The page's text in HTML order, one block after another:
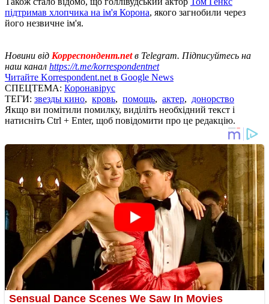
підтримав хлопчика на ім'я Корона, якого загнобили через
його незвичне ім'я.
Новини від Корреспондент.netв Telegram. Підписуйтесь на
наш канал https://t.me/korrespondentnet
Читайте Korrespondent.net в Google News
СПЕЦТЕМА: Коронавірус
ТЕГИ: звезды кино, кровь, помощь, актер, донорство
Якщо ви помітили помилку, виділіть необхідний текст і
натисніть Ctrl + Enter, щоб повідомити про це редакцію.